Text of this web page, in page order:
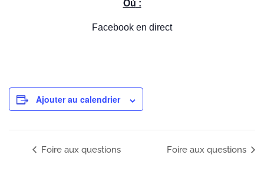
Où :
Facebook en direct
Ajouter au calendrier
Foire aux questions Foire aux questions